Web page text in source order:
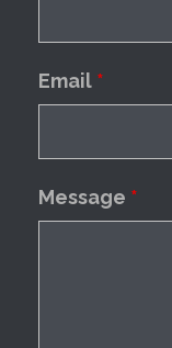
Email *
Message *